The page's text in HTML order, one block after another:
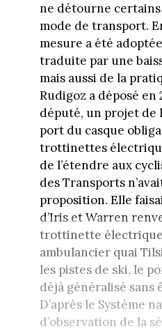
ne détourne certains
mode de transport.
mesure a été adoptée
traduite par une
mais aussi de la
Rudigoz a déposé en
député, un projet de
port du casque
trottinettes
de l’étendre aux
des Transports
proposition. Elle
d’Iris et Warren
trottinette
ambulancier quai
les pistes de ski, le
déjà généralisé sans
D’après le Système
d’observation de la